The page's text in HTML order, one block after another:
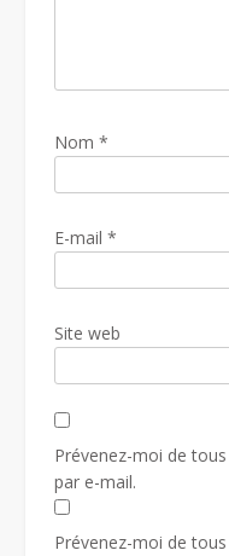
Nom *
E-mail *
Site web
Prévenez-moi de
par e-mail.
Prévenez-moi de